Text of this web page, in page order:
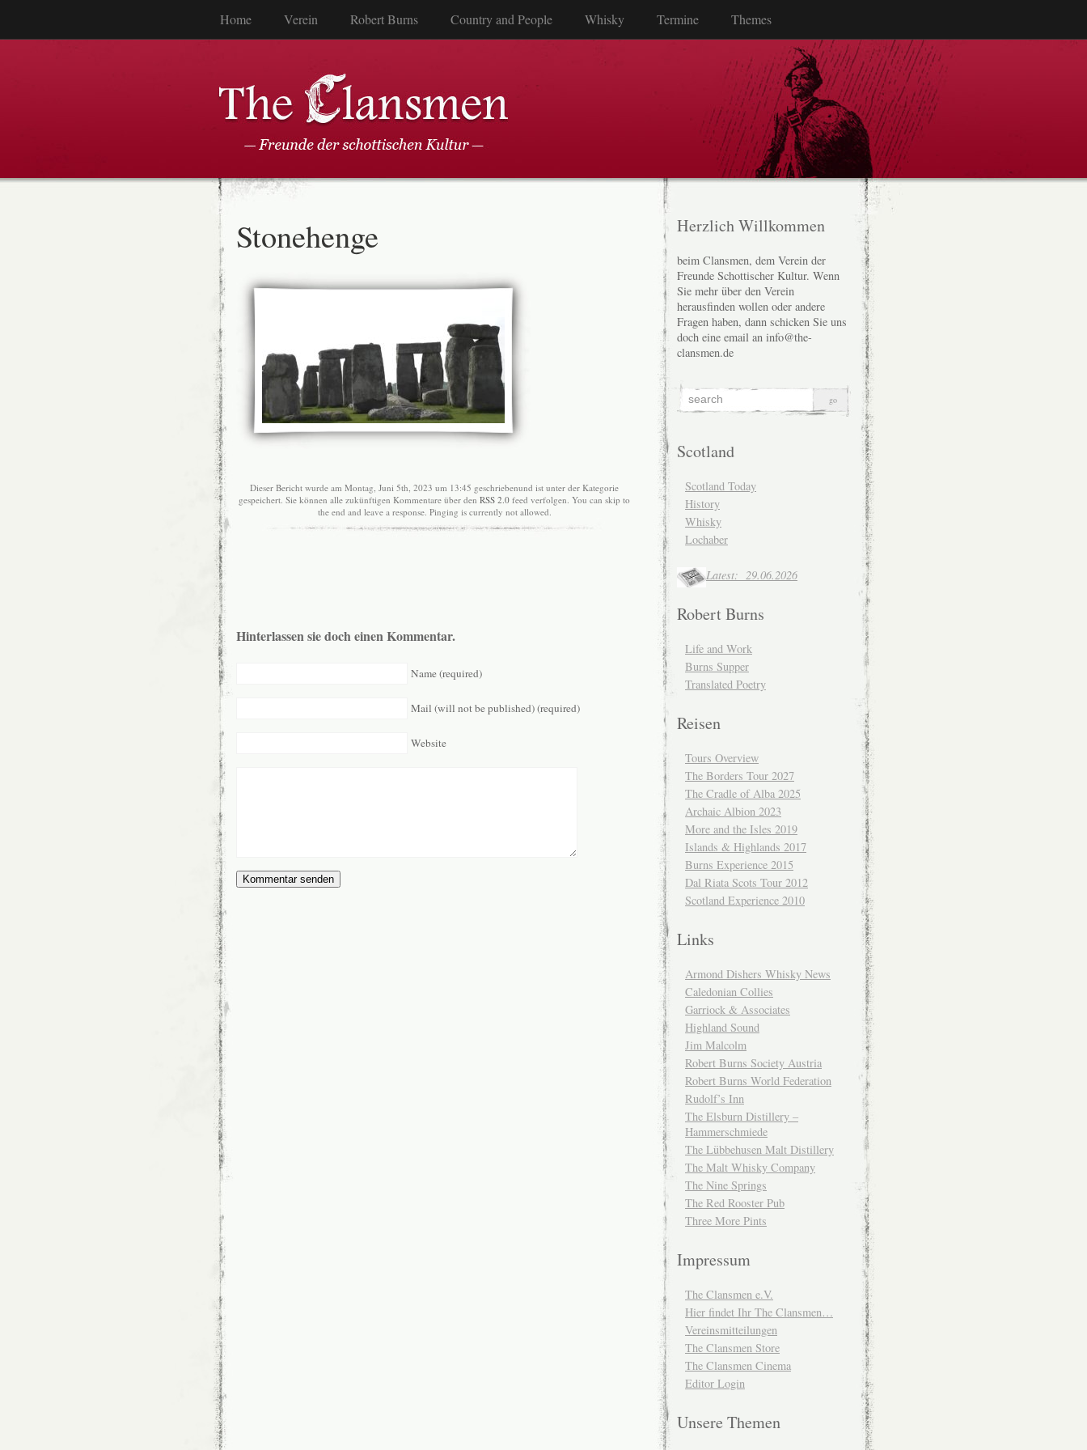
Home Verein Robert Burns Country and People Whisky Termine Themes
Stonehenge
Dieser Bericht wurde am Montag, Juni 5th, 2023 um 13:45 geschriebenund ist unter der Kategorie
gespeichert. Sie können alle zukünftigen Kommentare über den RSS 2.0 feed verfolgen. You can skip to
the end and leave a response. Pinging is currently not allowed.
Hinterlassen sie doch einen Kommentar.
Name (required)
Mail (will not be published) (required)
Website
Herzlich Willkommen
beim Clansmen, dem Verein der
Freunde Schottischer Kultur. Wenn
Sie mehr über den Verein
herausfinden wollen oder andere
Fragen haben, dann schicken Sie uns
doch eine email an info@the-
clansmen.de
Scotland
Scotland Today
History
Whisky
Lochaber
Latest: 29.06.2026
Robert Burns
Life and Work
Burns Supper
Translated Poetry
Reisen
Tours Overview
The Borders Tour 2027
The Cradle of Alba 2025
Archaic Albion 2023
More and the Isles 2019
Islands & Highlands 2017
Burns Experience 2015
Dal Riata Scots Tour 2012
Scotland Experience 2010
Links
Armond Dishers Whisky News
Caledonian Collies
Garriock & Associates
Highland Sound
Jim Malcolm
Robert Burns Society Austria
Robert Burns World Federation
Rudolf’s Inn
The Elsburn Distillery –
Hammerschmiede
The Lübbehusen Malt Distillery
The Malt Whisky Company
The Nine Springs
The Red Rooster Pub
Three More Pints
Impressum
The Clansmen e.V.
Hier findet Ihr The Clansmen…
Vereinsmitteilungen
The Clansmen Store
The Clansmen Cinema
Editor Login
Unsere Themen